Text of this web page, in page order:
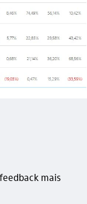
mais